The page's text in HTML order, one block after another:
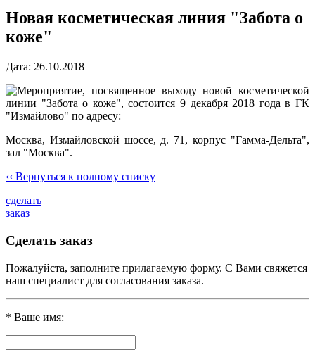
Новая косметическая линия "Забота о
коже"
Дaта: 26.10.2018
Мероприятие, посвященное выходу новой косметической
линии "Забота о коже", состоится 9 декабря 2018 года в ГК
"Измайлово" по адресу:
Москва, Измайловской шоссе, д. 71, корпус "Гамма-Дельта",
зал "Москва".
‹‹ Вернуться к полному списку
сделать
заказ
Сделать заказ
Пожалуйста, заполните прилагаемую форму. С Вами свяжется
наш специалист для согласования заказа.
* Ваше имя: